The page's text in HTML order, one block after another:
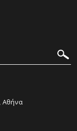
Αθήνα